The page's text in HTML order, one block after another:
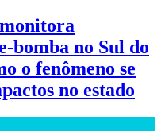
bomba no Sul do
o fenômeno se
no estado